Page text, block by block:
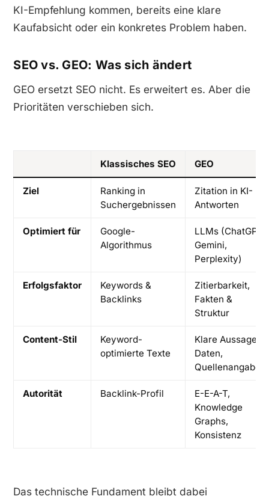
KI-Empfehlung kommen, bereits eine klare
Kaufabsicht oder ein konkretes Problem haben.
SEO vs. GEO: Was sich ändert
GEO ersetzt SEO nicht. Es erweitert es. Aber die
Prioritäten verschieben sich.
Klassisches SEO GEO
Ziel
Ranking in
Suchergebnissen
Zitation in KI-
Antworten
Optimiert für
Google-
Algorithmus
LLMs (ChatGPT,
Gemini,
Perplexity)
Erfolgsfaktor
Keywords &
Backlinks
Zitierbarkeit,
Fakten &
Struktur
Content-Stil
Keyword-
optimierte Texte
Klare Aussagen,
Daten,
Quellenangaben
Autorität Backlink-Profil
E-E-A-T,
Knowledge
Graphs,
Konsistenz
Das technische Fundament bleibt dabei